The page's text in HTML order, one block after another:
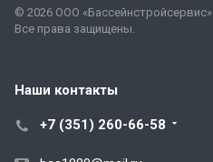
© 2026 ООО «Бассейнстройсервис»
Все права защищены.
Наши контакты
+7 (351) 260-66-58